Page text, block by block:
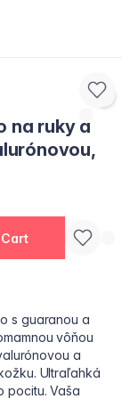
na ruky a
s guaranou a
vôňou
a
Ultraľahká
pocitu. Vaša